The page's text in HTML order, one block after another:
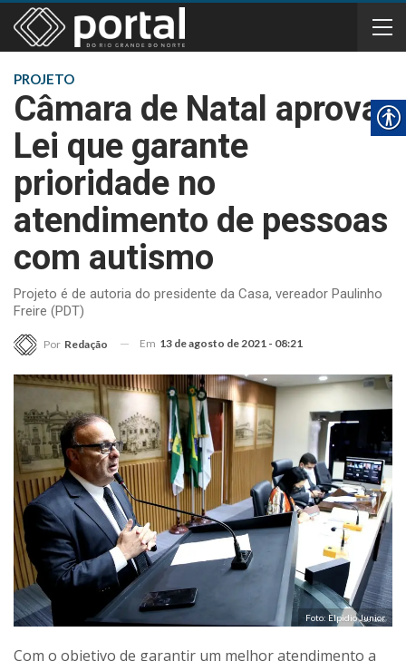
PROJETO
Câmara de Natal aprova
Lei que garante
prioridade no
atendimento de pessoas
com autismo
Projeto é de autoria do presidente da Casa, vereador Paulinho
Freire (PDT)
Por Redação Em 13 de agosto de 2021 - 08:21
Foto: Elpidio Junior
Com o objetivo de garantir um melhor atendimento a